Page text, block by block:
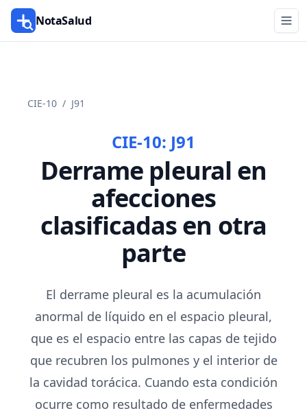
NotaSalud
CIE-10 / J91
CIE-10: J91
Derrame pleural en
afecciones
clasificadas en otra
parte
El derrame pleural es la acumulación
anormal de líquido en el espacio pleural,
que es el espacio entre las capas de tejido
que recubren los pulmones y el interior de
la cavidad torácica. Cuando esta condición
ocurre como resultado de enfermedades